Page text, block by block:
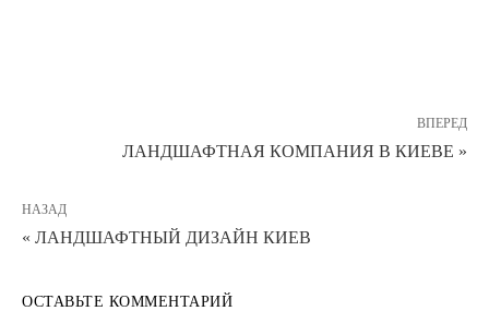
ВПЕРЕД
ЛАНДШАФТНАЯ КОМПАНИЯ В КИЕВЕ »
НАЗАД
« ЛАНДШАФТНЫЙ ДИЗАЙН КИЕВ
ОСТАВЬТЕ КОММЕНТАРИЙ